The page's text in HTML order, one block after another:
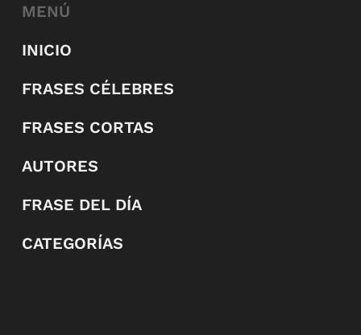
MENÚ
INICIO
FRASES CÉLEBRES
FRASES CORTAS
AUTORES
FRASE DEL DÍA
CATEGORÍAS